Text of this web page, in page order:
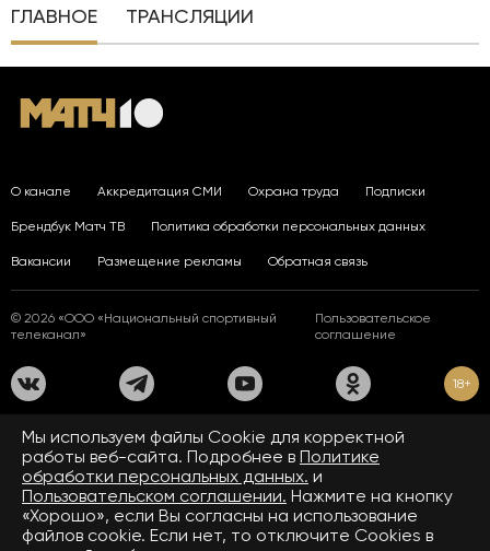
ГЛАВНОЕ ТРАНСЛЯЦИИ
О канале Аккредитация СМИ Охрана труда Подписки
Брендбук Матч ТВ Политика обработки персональных данных
Вакансии Размещение рекламы Обратная связь
© 2026 «ООО «Национальный спортивный
телеканал»
Пользовательское
соглашение
18+
На сайте применяются рекомендательные технологии. Подробнее
Правилах применения рекомендательных технологий.
Средство массовой информации сетевое издание «www.matchtv.ru»
зарегистрировано Федеральной службой по надзору в сфере связи,
информационных технологий и массовых коммуникаций (Роскомнадзор).
Свидетельство о регистрации средства массовой информации ЭЛ № ФС 77 - 72390
от 28.02.2018. Название — www.matchtv.ru.
Учредитель (соучредители) СМИ сетевого издания «www.matchtv.ru»: ООО
Мы используем файлы Сookie для корректной
работы веб-сайта. Подробнее в Политике
обработки персональных данных. и
Пользовательском соглашении. Нажмите на кнопку
«Хорошо», если Вы согласны на использование
файлов cookie. Если нет, то отключите Cookies в